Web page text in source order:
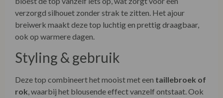
verzorgd silhouet zonder strak te zitten. Het ajour
breiwerk maakt deze top luchtig en prettig draagbaar,
ook op warmere dagen.
Styling & gebruik
Deze top combineert het mooist met een taillebroek of
rok, waarbij het blousende effect vanzelf ontstaat. Ook